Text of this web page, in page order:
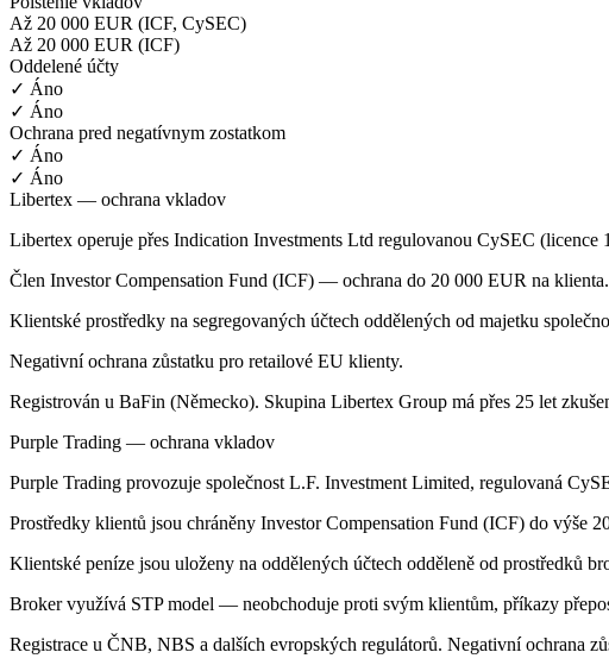
Až 20 000 EUR (ICF, CySEC)
Až 20 000 EUR (ICF)
Oddelené účty
✓ Áno
✓ Áno
Ochrana pred negatívnym zostatkom
✓ Áno
✓ Áno
Libertex — ochrana vkladov
Libertex operuje přes Indication Investments Ltd regulovanou CySEC (licence
Člen Investor Compensation Fund (ICF) — ochrana do 20 000 EUR na klienta.
Klientské prostředky na segregovaných účtech oddělených od majetku
Negativní ochrana zůstatku pro retailové EU klienty.
Registrován u BaFin (Německo). Skupina Libertex Group má přes 25 let
Purple Trading — ochrana vkladov
Purple Trading provozuje společnost L.F. Investment Limited, regulovaná
Prostředky klientů jsou chráněny Investor Compensation Fund (ICF) do výše
Klientské peníze jsou uloženy na oddělených účtech odděleně od prostředků
Broker využívá STP model — neobchoduje proti svým klientům, příkazy
Registrace u ČNB, NBS a dalších evropských regulátorů. Negativní ochrana